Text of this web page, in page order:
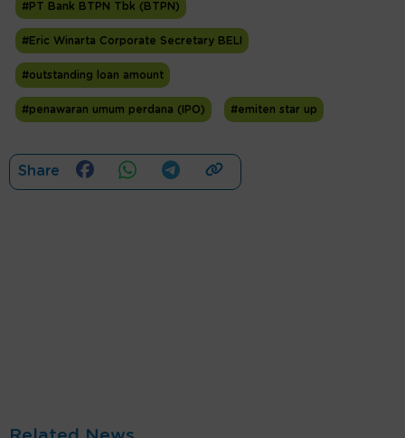
#PT Bank BTPN Tbk (BTPN)
#Eric Winarta Corporate Secretary BELI
#outstanding loan amount
#penawaran umum perdana (IPO) #emiten star up
Share